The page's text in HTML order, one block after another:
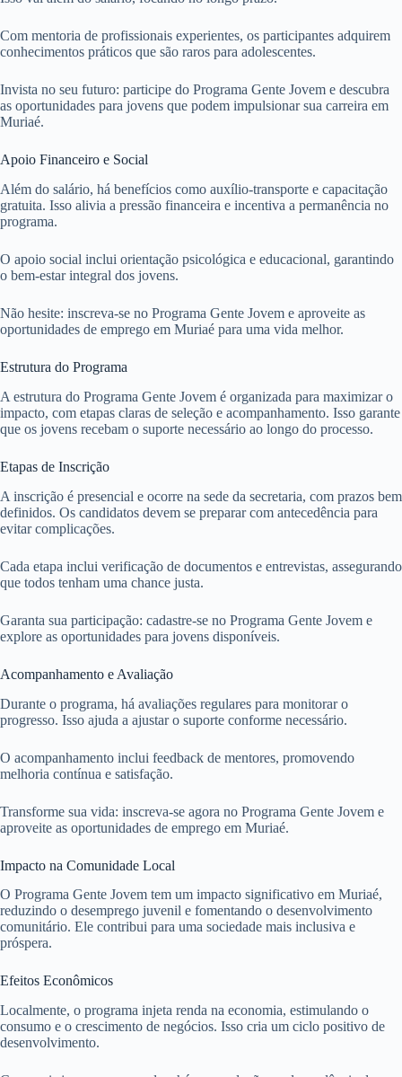
Com mentoria de profissionais experientes, os participantes adquirem
conhecimentos práticos que são raros para adolescentes.
Invista no seu futuro: participe do Programa Gente Jovem e descubra
as oportunidades para jovens que podem impulsionar sua carreira em
Muriaé.
Apoio Financeiro e Social
Além do salário, há benefícios como auxílio-transporte e capacitação
gratuita. Isso alivia a pressão financeira e incentiva a permanência no
programa.
O apoio social inclui orientação psicológica e educacional, garantindo
o bem-estar integral dos jovens.
Não hesite: inscreva-se no Programa Gente Jovem e aproveite as
oportunidades de emprego em Muriaé para uma vida melhor.
Estrutura do Programa
A estrutura do Programa Gente Jovem é organizada para maximizar o
impacto, com etapas claras de seleção e acompanhamento. Isso garante
que os jovens recebam o suporte necessário ao longo do processo.
Etapas de Inscrição
A inscrição é presencial e ocorre na sede da secretaria, com prazos bem
definidos. Os candidatos devem se preparar com antecedência para
evitar complicações.
Cada etapa inclui verificação de documentos e entrevistas, assegurando
que todos tenham uma chance justa.
Garanta sua participação: cadastre-se no Programa Gente Jovem e
explore as oportunidades para jovens disponíveis.
Acompanhamento e Avaliação
Durante o programa, há avaliações regulares para monitorar o
progresso. Isso ajuda a ajustar o suporte conforme necessário.
O acompanhamento inclui feedback de mentores, promovendo
melhoria contínua e satisfação.
Transforme sua vida: inscreva-se agora no Programa Gente Jovem e
aproveite as oportunidades de emprego em Muriaé.
Impacto na Comunidade Local
O Programa Gente Jovem tem um impacto significativo em Muriaé,
reduzindo o desemprego juvenil e fomentando o desenvolvimento
comunitário. Ele contribui para uma sociedade mais inclusiva e
próspera.
Efeitos Econômicos
Localmente, o programa injeta renda na economia, estimulando o
consumo e o crescimento de negócios. Isso cria um ciclo positivo de
desenvolvimento.